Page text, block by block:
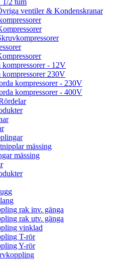
1 1/2 tum
ventiler & Kondenskranar
- 12V
230V
kompressorer - 230V
kompressorer - 400V
mässing
mässing
rak inv. gänga
rak utv. gänga
vinklad
T-rör
Y-rör